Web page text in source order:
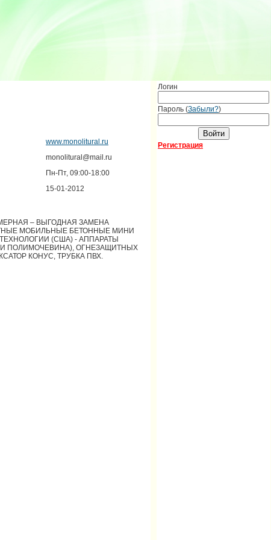
www.monolitural.ru
monolitural@mail.ru
Пн-Пт, 09:00-18:00
15-01-2012
– ВЫГОДНАЯ ЗАМЕНА
МОБИЛЬНЫЕ БЕТОННЫЕ МИНИ
(США) - АППАРАТЫ
ПОЛИМОЧЕВИНА), ОГНЕЗАЩИТНЫХ
КОНУС, ТРУБКА ПВХ.
Логин
Пароль (Забыли?)
Регистрация